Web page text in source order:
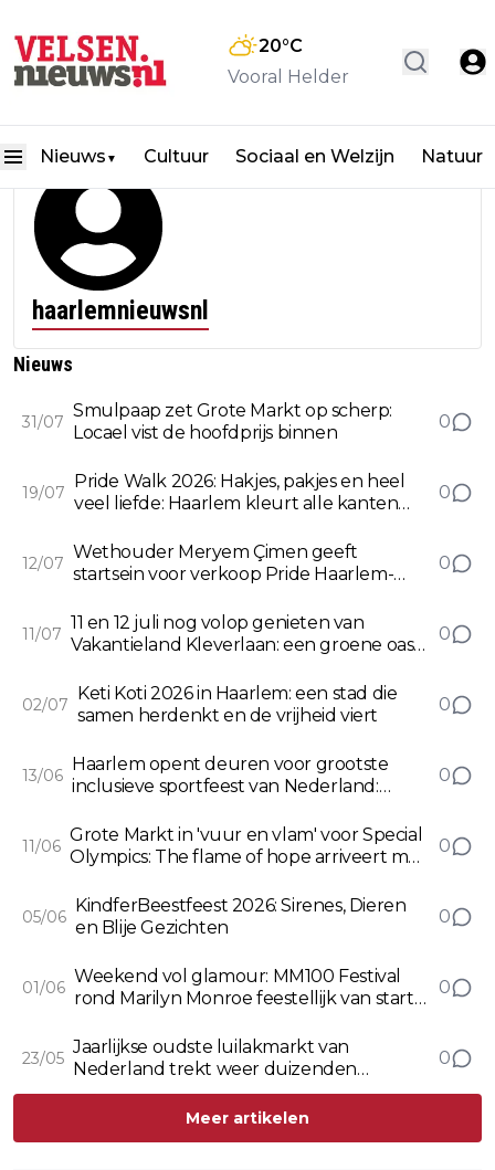
20°C
Vooral Helder
Nieuws ▼ Cultuur Sociaal en Welzijn Natuur
haarlemnieuwsnl
Nieuws
31/07
Smulpaap zet Grote Markt op scherp:
Locael vist de hoofdprijs binnen
0
19/07
Pride Walk 2026: Hakjes, pakjes en heel
veel liefde: Haarlem kleurt alle kanten
0
12/07
Wethouder Meryem Çimen geeft
startsein voor verkoop Pride Haarlem-
0
11/07
11 en 12 juli nog volop genieten van
Vakantieland Kleverlaan: een groene oase
0
02/07
Keti Koti 2026 in Haarlem: een stad die
samen herdenkt en de vrijheid viert
0
13/06
Haarlem opent deuren voor grootste
inclusieve sportfeest van Nederland:
Olympics Nationale Spelen 2026
0
11/06
Grote Markt in 'vuur en vlam' voor Special
Olympics: The flame of hope arriveert met
0
05/06
KindferBeestfeest 2026: Sirenes, Dieren
en Blije Gezichten
0
01/06
Weekend vol glamour: MM100 Festival
rond Marilyn Monroe feestellijk van start
0
23/05
Jaarlijkse oudste luilakmarkt van
Nederland trekt weer duizenden
bezoekers naar Haarlem
0
Meer artikelen